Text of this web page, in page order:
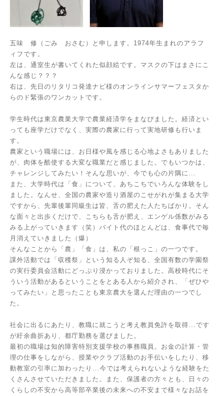
五味 修（ごみ おさむ）と申します。1974年生まれのアラフ
ィフです。
左は、通室生が書いてくれた似顔絵です。マスクの下はまさにこ
んな感じ？？？
右は、先日のリタリコ発達ナビ様のオンラインサマーフェスタか
らのド緊張のワンカットです。
学生時代は東京農業大学で農業経済学をまなびました。経済とい
っても座学だけでなく、実際の農家に行って実地研修も行いま
す。
農家という職場には、お日様や風を感じる心地よさもありました
が、肉体を酷使する大変な職業だと感じました。でもいつかは、
チャレンジしてみたい！そんな思いが、今でも心の片隅に...
また、大学時代は「食」について、あちこちでいろんな体験をし
ました。なんせ、全国の農家や造り酒屋のこせがれが集まる大学
ですから、先輩後輩同級生は皆、舌の肥えた人たちばかり。そん
な面々と出歩くだけで、こちらも舌が肥え、エンゲル係数がみる
みる上がっていきます（笑）バイト代のほとんどは、食事代で毎
月消えていきました（爆）
そんなことから「農」「食」は、私の「根っこ」の一つです。
課外活動では「収穫祭」という知る人ぞ知る、全国有数の学園祭
の実行委員会活動にどっぷり浸かっておりました。高校時代にそ
ういう活動があるということをとある人から紹介され、「ぜひや
ってみたい」と思ったことも東京農大を選んだ理由の一つでし
た。
社会に出るにあたり、教職に就こうと考え教員免許を取得...です
が紆余曲折あり、都庁勤務を選びました。
最初の職場は知的障害特別支援学校の事務職員。お金の計算・管
理の仕事をしながら、授業やクラブ活動のお手伝いをしたり、移
動教室の引率に加わったり...今では考えられないような経験をた
くさんさせていただきました。また、保護者の方々とも、日々の
くらしの不安から高等部卒業後の未来への不安まで様々なお話を